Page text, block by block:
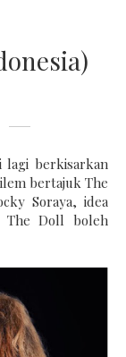
lagi berkisarkan
bertajuk The
Soraya, idea
Doll boleh